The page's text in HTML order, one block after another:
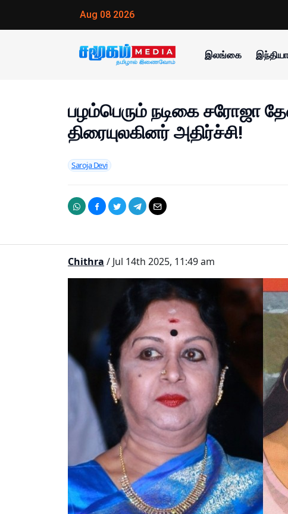
Aug 08 2026
இலங்கை இந்தியா
பழம்பெரும் நடிகை சரோஜா
திரையுலகினர் அதிர்ச்சி!
Saroja Devi
Chithra / Jul 14th 2025, 11:49 am